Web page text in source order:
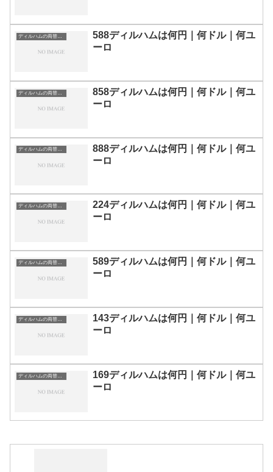
ディルハムの両替目安
588ディルハムは何円｜何ドル｜何ユ
ーロ
ディルハムの両替目安
858ディルハムは何円｜何ドル｜何ユ
ーロ
ディルハムの両替目安
888ディルハムは何円｜何ドル｜何ユ
ーロ
ディルハムの両替目安
224ディルハムは何円｜何ドル｜何ユ
ーロ
ディルハムの両替目安
589ディルハムは何円｜何ドル｜何ユ
ーロ
ディルハムの両替目安
143ディルハムは何円｜何ドル｜何ユ
ーロ
ディルハムの両替目安
169ディルハムは何円｜何ドル｜何ユ
ーロ